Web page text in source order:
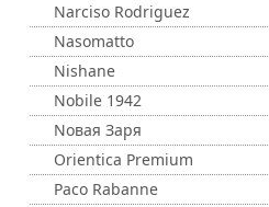
Narciso Rodriguez
Nasomatto
Nishane
Nobile 1942
Nовая Заря
Orientica Premium
Paco Rabanne